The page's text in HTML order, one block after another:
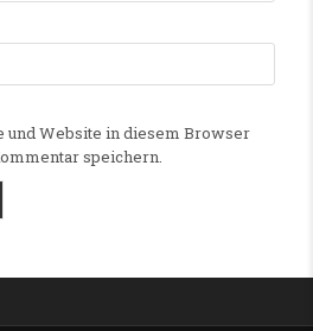
und Website in diesem Browser
speichern.